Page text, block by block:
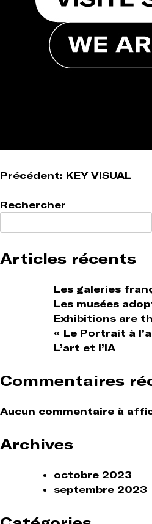
Navigation
de
Précédent: KEY VISUAL
Rechercher
Articles récents
Les galeries
Les musées
Exhibitions are
« Le Portrait à
L’art et l’IA
Commentaires
Aucun commentaire à
Archives
octobre 2023
septembre 2023